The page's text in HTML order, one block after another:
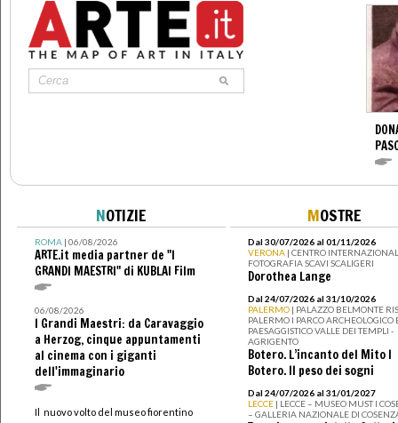
NOTIZIE
ROMA| 06/08/2026
ARTE.it media partner de "I
GRANDI MAESTRI" di KUBLAI Film
06/08/2026
I Grandi Maestri: da Caravaggio
a Herzog, cinque appuntamenti
al cinema con i giganti
dell'immaginario
Il nuovo volto del museo fiorentino
MOSTRE
Dal 30/07/2026 al 01/11/2026
VERONA | CENTRO
FOTOGRAFIA SCAVI SCALIGERI
Dorothea Lange
Dal 24/07/2026 al 31/10/2026
PALERMO | PALAZZO BELMONTE
PALERMO I PARCO ARCHEOLOGICO
PAESAGGISTICO VALLE DEI TEMPLI -
AGRIGENTO
Botero. L’incanto del Mito I
Botero. Il peso dei sogni
Dal 24/07/2026 al 31/01/2027
LECCE | LECCE – MUSEO MUST I
– GALLERIA NAZIONALE DI